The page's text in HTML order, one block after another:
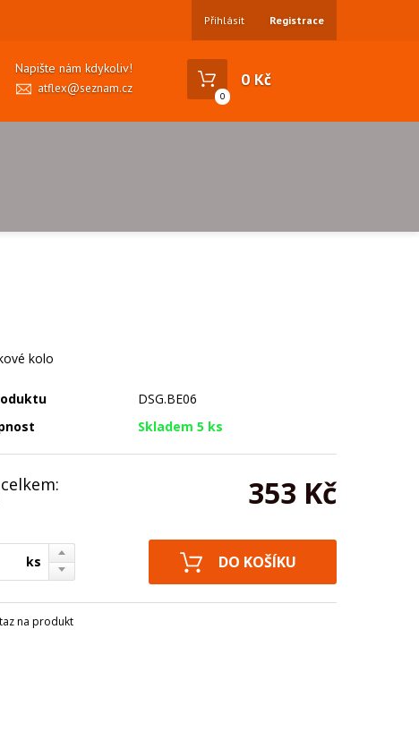
Přihlásit Registrace
Napište nám kdykoliv!
atflex@seznam.cz
0
0 Kč
kolo
DSG.BE06
Skladem 5 ks
353 Kč
ks
na produkt